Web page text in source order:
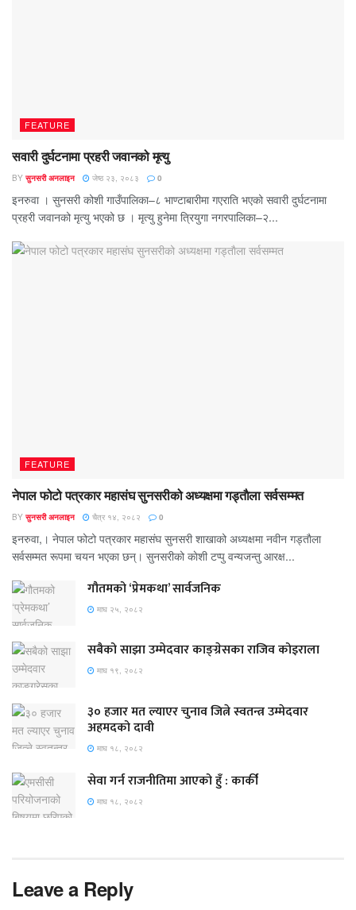
FEATURE
सवारी दुर्घटनामा प्रहरी जवानको मृत्यु
BY सुनसरी अनलाइन जेष्ठ २३, २०८३ 0
इनरुवा । सुनसरी कोशी गाउँपालिका–८ भाण्टाबारीमा गएराति भएको सवारी दुर्घटनामा
प्रहरी जवानको मृत्यु भएको छ । मृत्यु हुनेमा त्रियुगा नगरपालिका–२...
FEATURE
नेपाल फोटो पत्रकार महासंघ सुनसरीको अध्यक्षमा गड्ताैला सर्वसम्मत
BY सुनसरी अनलाइन चैत्र १४, २०८२ 0
इनरुवा,। नेपाल फोटो पत्रकार महासंघ सुनसरी शाखाको अध्यक्षमा नवीन गड्ताैला
सर्वसम्मत रूपमा चयन भएका छन्। सुनसरीको काेशी टप्पु वन्यजन्तु आरक्ष...
गौतमको ‘प्रेमकथा’ सार्वजनिक
माघ २५, २०८२
सबैको साझा उम्मेदवार काङ्ग्रेसका राजिव कोइराला
माघ १९, २०८२
३० हजार मत ल्याएर चुनाव जित्ने स्वतन्त्र उम्मेदवार
अहमदको दावी
माघ १८, २०८२
सेवा गर्न राजनीतिमा आएको हुँ : कार्की
माघ १८, २०८२
Leave a Reply